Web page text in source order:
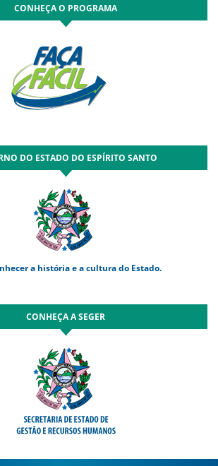
CONHEÇA O PROGRAMA
DO ESTADO DO ESPÍRITO SANTO
a história e a cultura do Estado.
CONHEÇA A SEGER